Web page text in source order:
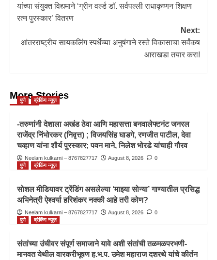
यांच्या संयुक्त विद्यमाने ‘ग्रीन वर्ल्ड डॉ. सर्वपल्ली राधाकृष्णन शिक्षण
रत्न पुरस्कार’ वितरण
Next:
आंतरराष्ट्रीय सायकलिंग स्पर्धेच्या अनुषंगाने रस्ते विकासाचा सर्वंकष
आराखडा तयार करा!
More Stories
पुणे ब्रेकिंग न्यूज़
-तरुणांनी देशाला अखंड ठेवा आणि महासत्ता बनवालेफ्टनंट जनरल
राजेंद्र निंभोरकर (निवृत्त) ; विजयसिंह घाडगे, रणजीत पाटील, देवा
चव्हाण यांना शौर्य पुरस्कार; पवन माने, निलेश भोरडे यांचाही गौरव
Neelam kulkarni – 8767827717 August 8, 2026
0
पुणे
ब्रेकिंग न्यूज़
सोशल मीडियावर ट्रेंडिंग असलेल्या ‘माझ्या सोन्या’ गाण्यातील प्रसिद्ध
अभिनेत्री ऐश्वर्या हरिशंकर नक्की आहे तरी कोण?
Neelam kulkarni – 8767827717 August 8, 2026
0
पुणे
ब्रेकिंग न्यूज़
संतांच्या उंचीवर संपूर्ण समाजाने यावे अशी संतांची तळमळपरभणी-
मानवत येथील वारकरीभूषण ह.भ.प. उमेश महाराज दशरथे यांचे कीर्तन